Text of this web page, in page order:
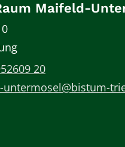
Maifeld-
20
untermosel@bistum-